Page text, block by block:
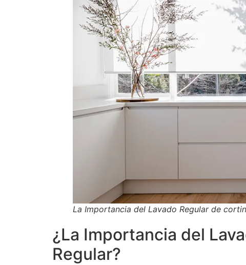
La Importancia del Lavado Regular de
¿La Importancia del
Regular?